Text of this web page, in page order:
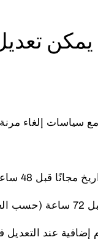
قبل 48 ساعة من الوصول
عند التعديل